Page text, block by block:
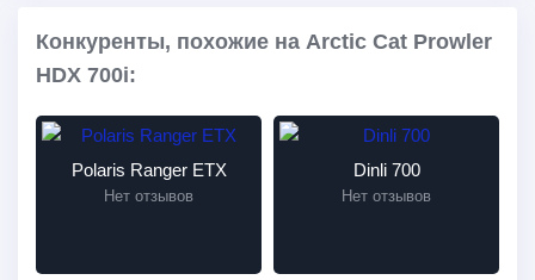
Конкуренты, похожие на Arctic Cat Prowler
HDX 700i:
Polaris Ranger ETX
Нет отзывов
Dinli 700
Нет отзывов